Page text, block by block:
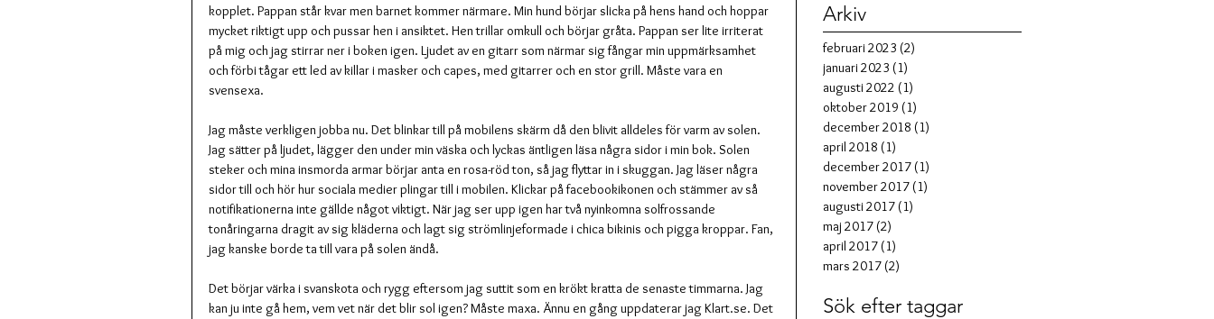
kopplet. Pappan står kvar men barnet kommer närmare. Min hund börjar slicka på hens hand och hoppar
mycket riktigt upp och pussar hen i ansiktet. Hen trillar omkull och börjar gråta. Pappan ser lite irriterat
på mig och jag stirrar ner i boken igen. Ljudet av en gitarr som närmar sig fångar min uppmärksamhet
och förbi tågar ett led av killar i masker och capes, med gitarrer och en stor grill. Måste vara en
svensexa.
Jag måste verkligen jobba nu. Det blinkar till på mobilens skärm då den blivit alldeles för varm av solen.
Jag sätter på ljudet, lägger den under min väska och lyckas äntligen läsa några sidor i min bok. Solen
steker och mina insmorda armar börjar anta en rosa-röd ton, så jag flyttar in i skuggan. Jag läser några
sidor till och hör hur sociala medier plingar till i mobilen. Klickar på facebookikonen och stämmer av så
notifikationerna inte gällde något viktigt. När jag ser upp igen har två nyinkomna solfrossande
tonåringarna dragit av sig kläderna och lagt sig strömlinjeformade i chica bikinis och pigga kroppar. Fan,
jag kanske borde ta till vara på solen ändå.
Det börjar värka i svanskota och rygg eftersom jag suttit som en krökt kratta de senaste timmarna. Jag
kan ju inte gå hem, vem vet när det blir sol igen? Måste maxa. Ännu en gång uppdaterar jag Klart.se. Det
Arkiv
februari 2023 (2)
januari 2023 (1)
augusti 2022 (1)
oktober 2019 (1)
december 2018 (1)
april 2018 (1)
december 2017 (1)
november 2017 (1)
augusti 2017 (1)
maj 2017 (2)
april 2017 (1)
mars 2017 (2)
Sök efter taggar